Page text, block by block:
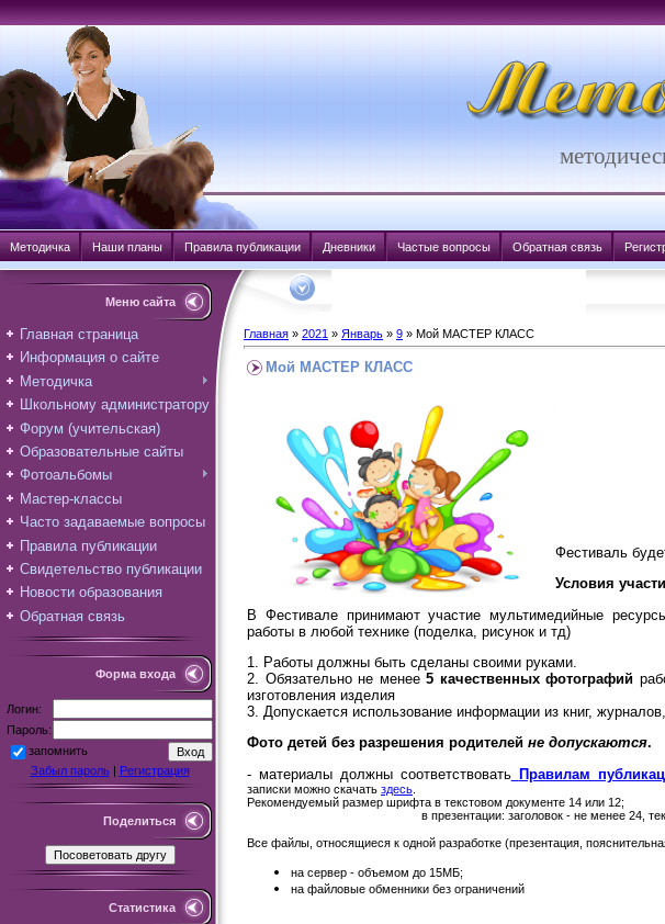
Методичка Наши планы Правила публикации Дневники Частые вопросы Обратная связь
Меню сайта
Главная страница
Информация о сайте
Методичка
Школьному администратору
Форум (учительская)
Образовательные сайты
Фотоальбомы
Мастер-классы
Часто задаваемые вопросы
Правила публикации
Свидетельство публикации
Новости образования
Обратная связь
Форма входа
Логин:
Пароль:
запомнить
Забыл пароль| Регистрация
Поделиться
Статистика
Главная » 2021 » Январь » 9 » Мой МАСТЕР КЛАСС
Мой МАСТЕР КЛАСС
Фестиваль
Условия
В Фестивале принимают участие мультимедийные
работы в любой технике (поделка, рисунок и тд)
1. Работы должны быть сделаны своими руками.
2. Обязательно не менее5 качественных фотографий
изготовления изделия
3. Допускается использование информации из книг, журналов,
Фото детей без разрешения родителей не допускаются.
- материалы должны соответствовать Правилам
записки можно скачать здесь
Рекомендуемый размер шрифта в текстовом документе 14 или 12;
в презентации: заголовок - не менее 24,
Все файлы, относящиеся к одной разработке (презентация,
на сервер - объемом до 15МБ;
на файловые обменники без ограничений